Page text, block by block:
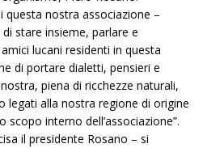
questa nostra associazione –
stare insieme, parlare e
lucani residenti in questa
di portare dialetti, pensieri e
piena di ricchezze naturali,
legati alla nostra regione di origine
scopo interno dell’associazione”.
il presidente Rosano – si